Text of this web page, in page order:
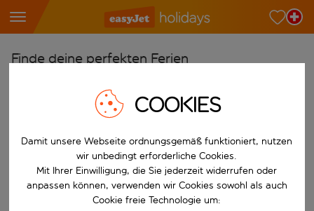
Finde deine perfekten Ferien
Wähle deine Flughäfen
Beginne mit der Eingabe für die automatische
Reiseziele finden
Nach
Wähle deine Reisedaten
Wann
COOKIES
Damit unsere Webseite ordnungsgemäß funktioniert, nutzen
wir unbedingt erforderliche Cookies.
Mit Ihrer Einwilligung, die Sie jederzeit widerrufen oder
anpassen können, verwenden wir Cookies sowohl als auch
Cookie freie Technologie um: